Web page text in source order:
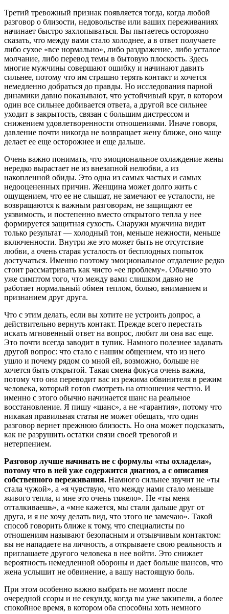
Третий тревожный признак появляется тогда, когда любой
разговор о близости, недовольстве или ваших переживаниях
начинает быстро захлопываться. Вы пытаетесь осторожно
сказать, что между вами стало холоднее, а в ответ получаете
либо сухое «все нормально», либо раздражение, либо усталое
молчание, либо перевод темы в бытовую плоскость. Здесь
многие мужчины совершают ошибку и начинают давить
сильнее, потому что им страшно терять контакт и хочется
немедленно добраться до правды. Но исследования парной
динамики давно показывают, что устойчивый круг, в котором
один все сильнее добивается ответа, а другой все сильнее
уходит в закрытость, связан с большим дистрессом и
снижением удовлетворенности отношениями. Иначе говоря,
давление почти никогда не возвращает жену ближе, оно чаще
делает ее еще осторожнее и еще дальше.
Очень важно понимать, что эмоциональное охлаждение жены
нередко вырастает не из внезапной нелюбви, а из
накопленной обиды. Это одна из самых частых и самых
недооцененных причин. Женщина может долго жить с
ощущением, что ее не слышат, не замечают ее усталости, не
возвращаются к важным разговорам, не защищают ее
уязвимость, и постепенно вместо открытого тепла у нее
формируется защитная сухость. Снаружи мужчина видит
только результат — холодный тон, меньше нежности, меньше
включенности. Внутри же это может быть не отсутствие
любви, а очень старая усталость от бесплодных попыток
достучаться. Именно поэтому эмоциональное отдаление редко
стоит рассматривать как чисто «ее проблему». Обычно это
уже симптом того, что между вами слишком давно не
работает нормальный обмен теплом, болью, вниманием и
признанием друг друга.
Что с этим делать, если вы хотите не устроить допрос, а
действительно вернуть контакт. Прежде всего перестать
искать мгновенный ответ на вопрос, любит ли она вас еще.
Это почти всегда заводит в тупик. Намного полезнее задавать
другой вопрос: что стало с нашим общением, что из него
ушло и почему рядом со мной ей, возможно, больше не
хочется быть открытой. Такая смена фокуса очень важна,
потому что она переводит вас из режима обвинителя в режим
человека, который готов смотреть на отношения честно. И
именно с этого обычно начинается шанс на реальное
восстановление. Я пишу «шанс», а не «гарантия», потому что
никакая правильная статья не может обещать, что один
разговор вернет прежнюю близость. Но она может подсказать,
как не разрушить остатки связи своей тревогой и
нетерпением.
Разговор лучше начинать не с формулы «ты охладела»,
потому что в ней уже содержится диагноз, а с описания
собственного переживания. Намного сильнее звучит не «ты
стала чужой», а «я чувствую, что между нами стало меньше
живого тепла, и мне это очень тяжело». Не «ты меня
отталкиваешь», а «мне кажется, мы стали дальше друг от
друга, и я не хочу делать вид, что этого не замечаю». Такой
способ говорить ближе к тому, что специалисты по
отношениям называют безопасным и отзывчивым контактом:
вы не нападаете на личность, а открываете свою реальность и
приглашаете другого человека в нее войти. Это снижает
вероятность немедленной обороны и дает больше шансов, что
жена услышит не обвинение, а вашу настоящую боль.
При этом особенно важно выбрать не момент после
очередной ссоры и не секунду, когда вы уже закипели, а более
спокойное время, в котором оба способны хоть немного